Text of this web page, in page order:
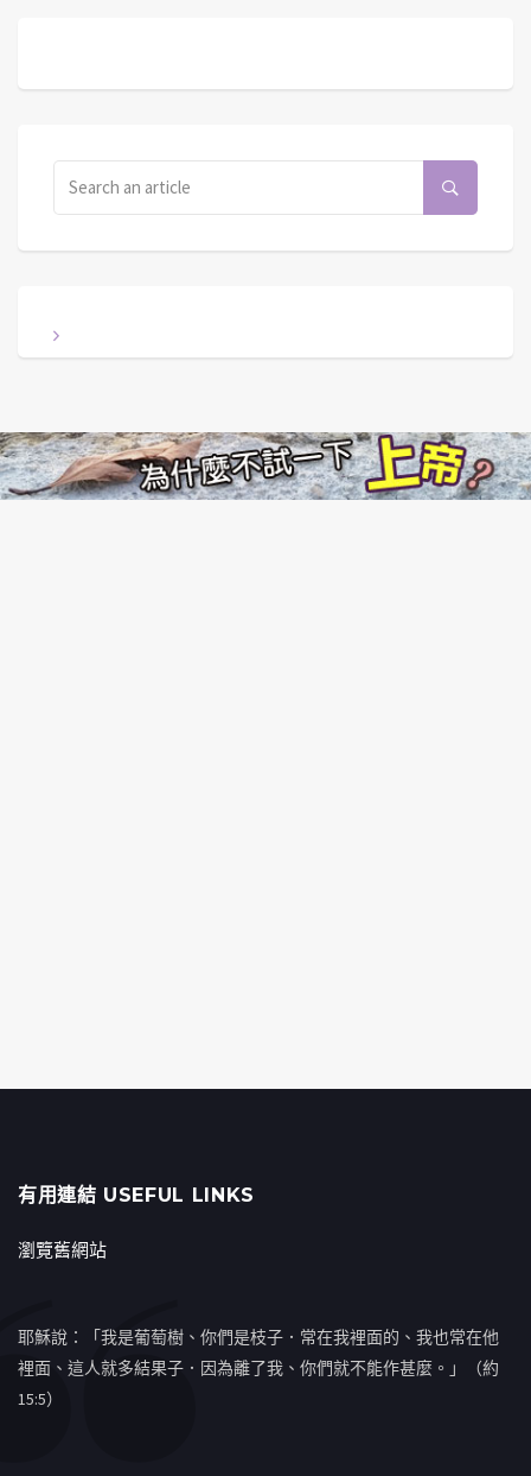
有用連結 USEFUL LINKS
瀏覽舊網站
耶穌說：「我是葡萄樹、你們是枝子．常在我裡面的、我也常在他
裡面、這人就多結果子．因為離了我、你們就不能作甚麼。」（約
15:5）